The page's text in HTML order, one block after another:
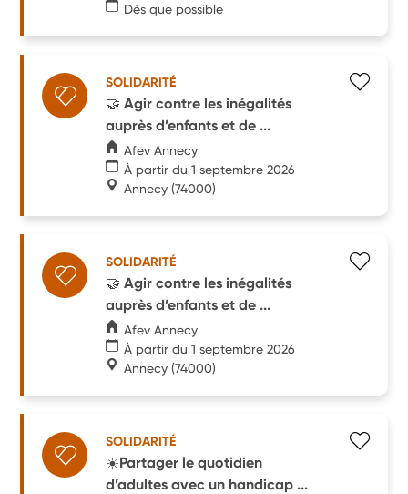
Dès que possible
SOLIDARITÉ
🤝 Agir contre les inégalités
auprès d’enfants et de ...
Afev Annecy
À partir du 1 septembre 2026
Annecy (74000)
SOLIDARITÉ
🤝 Agir contre les inégalités
auprès d’enfants et de ...
Afev Annecy
À partir du 1 septembre 2026
Annecy (74000)
SOLIDARITÉ
☀️Partager le quotidien
d’adultes avec un handicap ...